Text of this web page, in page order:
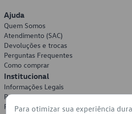
Ajuda
Quem Somos
Atendimento (SAC)
Devoluções e trocas
Perguntas Frequentes
Como comprar
Institucional
Informações Legais
Política de Privacidade
Política de Cookies
Para otimizar sua experiência